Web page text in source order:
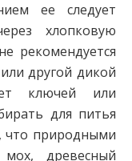
ее следует
хлопковую
рекомендуется
другой дикой
ключей или
для питья
что природными
древесный